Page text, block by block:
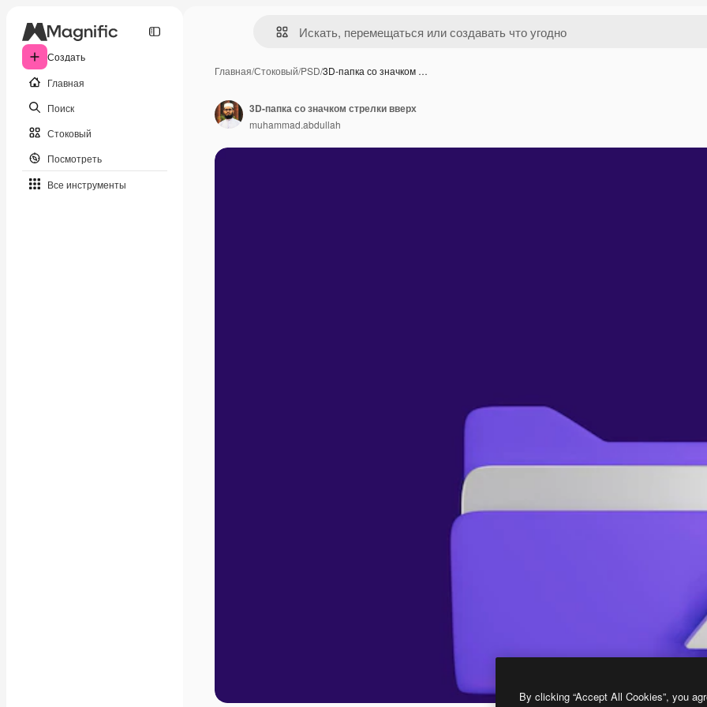
Создать
Главная
Поиск
Стоковый
Посмотреть
Все инструменты
Главная/Стоковый/PSD/3D-папка со значком …
3D-папка со значком стрелки вверх
muhammad.abdullah
By clicking “Accept All Cookies”, you